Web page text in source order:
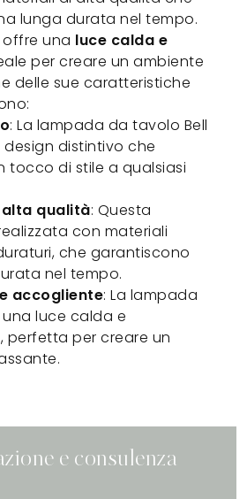
lunga durata nel tempo.
offre una luce calda e
per creare un ambiente
delle sue caratteristiche
: La lampada da tavolo Bell
distintivo che
tocco di stile a qualsiasi
qualità: Questa
con materiali
che garantiscono
nel tempo.
accogliente: La lampada
una luce calda e
perfetta per creare un
e consulenza